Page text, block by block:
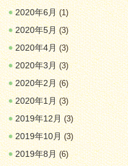
2020年6月(1)
2020年5月(3)
2020年4月(3)
2020年3月(3)
2020年2月(6)
2020年1月(3)
2019年12月(3)
2019年10月(3)
2019年8月(6)